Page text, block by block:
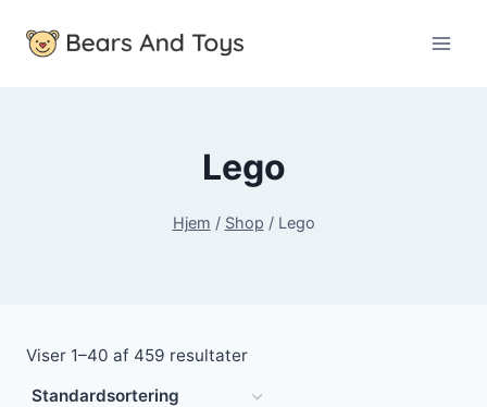
Lego
Hjem / Shop / Lego
Viser 1–40 af 459 resultater